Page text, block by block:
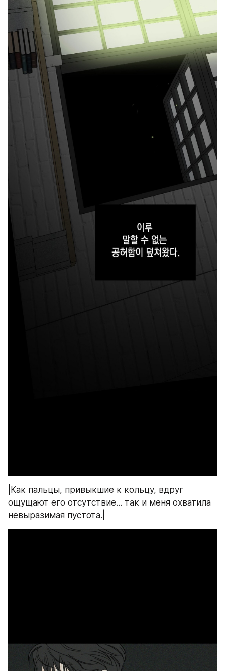
|Как пальцы, привыкшие к кольцу, вдруг
ощущают его отсутствие... так и меня охватила
невыразимая пустота.|